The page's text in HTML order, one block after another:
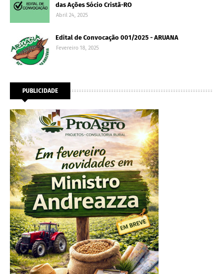
das Ações Sócio Cristã-RO
Abril 24, 2025
Edital de Convocação 001/2025 - ARUANA
Fevereiro 18, 2025
PUBLICIDADE